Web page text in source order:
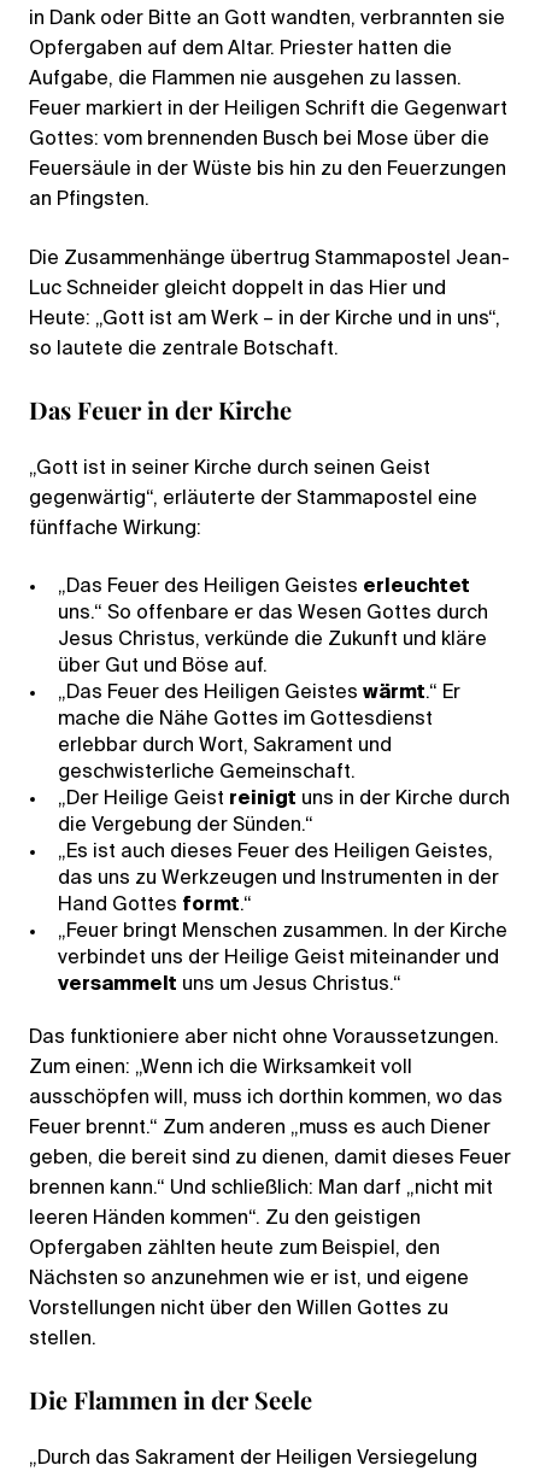
in Dank oder Bitte an Gott wandten, verbrannten sie
Opfergaben auf dem Altar. Priester hatten die
Aufgabe, die Flammen nie ausgehen zu lassen.
Feuer markiert in der Heiligen Schrift die Gegenwart
Gottes: vom brennenden Busch bei Mose über die
Feuersäule in der Wüste bis hin zu den Feuerzungen
an Pfingsten.
Die Zusammenhänge übertrug Stammapostel Jean-
Luc Schneider gleicht doppelt in das Hier und
Heute: „Gott ist am Werk – in der Kirche und in uns“,
so lautete die zentrale Botschaft.
Das Feuer in der Kirche
„Gott ist in seiner Kirche durch seinen Geist
gegenwärtig“, erläuterte der Stammapostel eine
fünffache Wirkung:
„Das Feuer des Heiligen Geistes erleuchtet
uns.“ So offenbare er das Wesen Gottes durch
Jesus Christus, verkünde die Zukunft und kläre
über Gut und Böse auf.
„Das Feuer des Heiligen Geistes wärmt.“ Er
mache die Nähe Gottes im Gottesdienst
erlebbar durch Wort, Sakrament und
geschwisterliche Gemeinschaft.
„Der Heilige Geist reinigt uns in der Kirche durch
die Vergebung der Sünden.“
„Es ist auch dieses Feuer des Heiligen Geistes,
das uns zu Werkzeugen und Instrumenten in der
Hand Gottes formt.“
„Feuer bringt Menschen zusammen. In der Kirche
verbindet uns der Heilige Geist miteinander und
versammelt uns um Jesus Christus.“
Das funktioniere aber nicht ohne Voraussetzungen.
Zum einen: „Wenn ich die Wirksamkeit voll
ausschöpfen will, muss ich dorthin kommen, wo das
Feuer brennt.“ Zum anderen „muss es auch Diener
geben, die bereit sind zu dienen, damit dieses Feuer
brennen kann.“ Und schließlich: Man darf „nicht mit
leeren Händen kommen“. Zu den geistigen
Opfergaben zählten heute zum Beispiel, den
Nächsten so anzunehmen wie er ist, und eigene
Vorstellungen nicht über den Willen Gottes zu
stellen.
Die Flammen in der Seele
„Durch das Sakrament der Heiligen Versiegelung